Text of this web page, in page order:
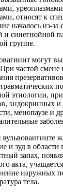
относят к
началось из-за
и синегнойной
группе.
могут
частой смене
этиологии,
эндокринных и
менопаузе и
зуд в области
запах,
акта,
наружных
тела.